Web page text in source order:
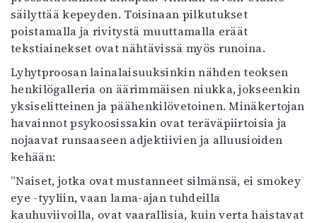
säilyttää kepeyden. Toisinaan pilkutukset
poistamalla ja rivitystä muuttamalla eräät
tekstiainekset ovat nähtävissä myös runoina.
Lyhytproosan lainalaisuuksinkin nähden teoksen
henkilögalleria on äärimmäisen niukka, jokseenkin
yksiselitteinen ja päähenkilövetoinen. Minäkertojan
havainnot psykoosissakin ovat teräväpiirtoisia ja
nojaavat runsaaseen adjektiivien ja alluusioiden
kehään:
”Naiset, jotka ovat mustanneet silmänsä, ei smokey
eye -tyyliin, vaan lama-ajan tuhdeilla
kauhuviivoilla, ovat vaarallisia, kuin verta haistavat